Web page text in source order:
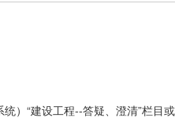
）“建设工程--答疑、澄清”栏目